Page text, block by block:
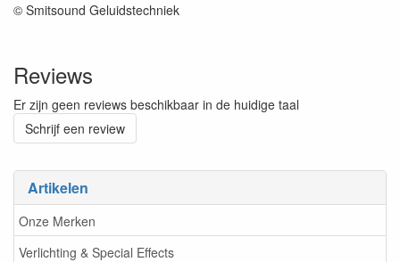
Artikelen
Onze Merken
Verlichting & Special Effects
© Smitsound Geluidstechniek
Reviews
Er zijn geen reviews beschikbaar in de huidige taal
Schrijf een review